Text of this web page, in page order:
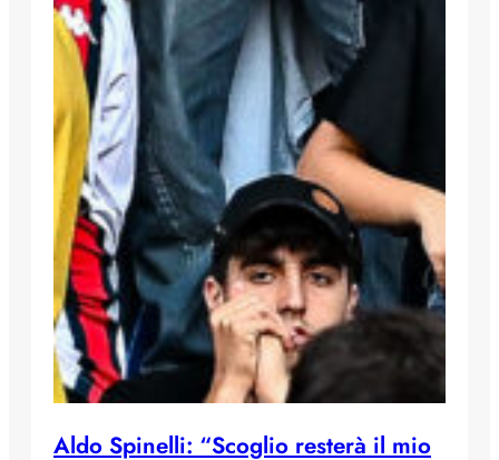
Aldo Spinelli: “Scoglio resterà il mio